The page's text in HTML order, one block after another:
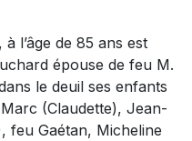
l’âge de 85 ans est
épouse de feu M.
le deuil ses enfants
(Claudette), Jean-
feu Gaétan, Micheline